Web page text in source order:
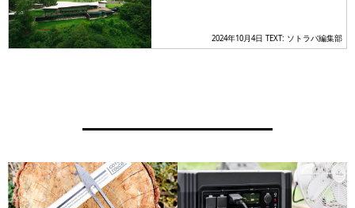
2024年10月4日 TEXT: ソトラバ編集部